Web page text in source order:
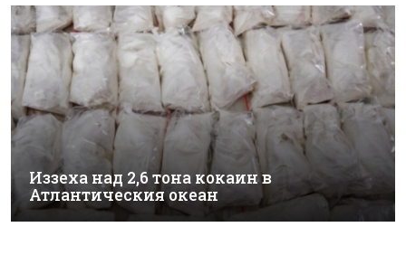
Иззеха над 2,6 тона кокаин в
Атлантическия океан